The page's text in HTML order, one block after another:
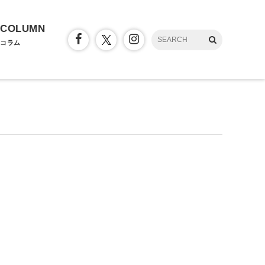
COLUMN
コラム